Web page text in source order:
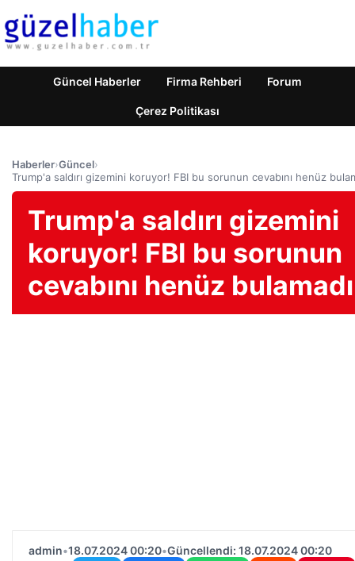
Güncel Haberler Firma Rehberi Forum
Çerez Politikası
Haberler›Güncel›
Trump'a saldırı gizemini koruyor! FBI bu sorunun cevabını henüz
Trump'a saldırı gizemini
koruyor! FBI bu sorunun
cevabını henüz
admin•18.07.2024 00:20•Güncellendi: 18.07.2024 00:20